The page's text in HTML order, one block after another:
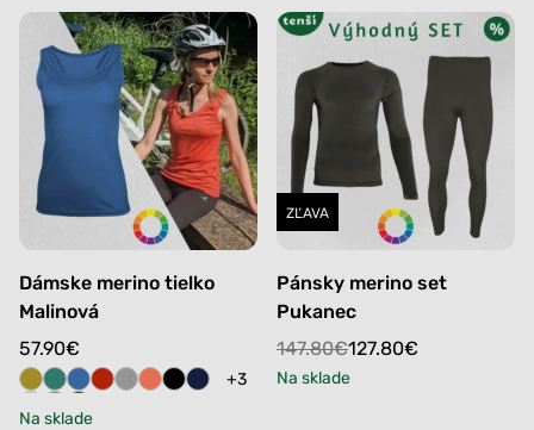
Dámske merino tielko
Malinová
57.90€
+3
Na sklade
ZĽAVA
Pánsky merino set
Pukanec
147.80€
Original
price
127.80€
Current
price
Na sklade